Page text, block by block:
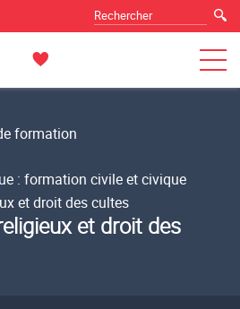
formation
: formation civile et civique
et droit des cultes
et droit des